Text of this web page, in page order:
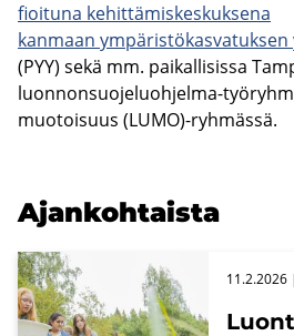
fioi­tu­na ke­hit­tä­mis­kes­kuk­se­na
kan­maan
(PYY) sekä mm. pai­kal­li­sis­sa
luonnonsuojeluohjelma-​
muo­toi­suus (LUMO)-​ryhmässä.
Ajan­koh­tais­ta
11.2.2026